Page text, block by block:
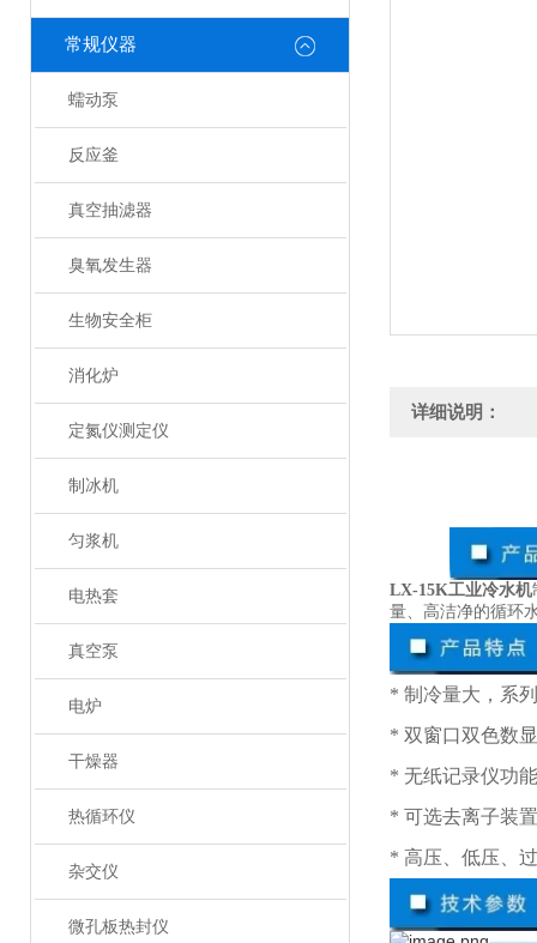
常规仪器
蠕动泵
反应釜
真空抽滤器
臭氧发生器
生物安全柜
消化炉
定氮仪测定仪
制冰机
匀浆机
电热套
真空泵
电炉
干燥器
热循环仪
杂交仪
微孔板热封仪
详细说明：
LX-15K工业冷水机
量、高洁净的循环
* 制冷量大，系
* 双窗口双色数
* 无纸记录仪功
* 可选去离子装
* 高压、低压、